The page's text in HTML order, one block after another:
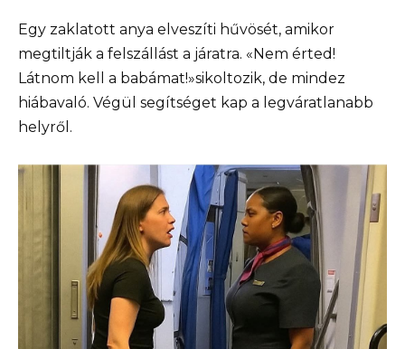
Egy zaklatott anya elveszíti hűvösét, amikor
megtiltják a felszállást a járatra. «Nem érted!
Látnom kell a babámat!»sikoltozik, de mindez
hiábavaló. Végül segítséget kap a legváratlanabb
helyről.